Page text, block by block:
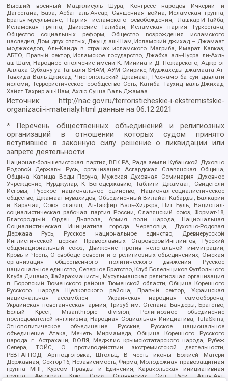
Высший военный Маджлисуль Шура, Конгресс народов Ичкерии и
Дагестана, База, Асбат аль-Ансар, Священная война, Исламская группа,
Братья-мусульмане, Партия исламского освобождения, Лашкар-И-Тайба,
Исламская группа, Движение Талибан, Исламская партия Туркестана,
Общество социальных реформ, Общество возрождения исламского
наследия, Дом двух святых, Джунд аш-Шам, Исламский джихад – Джамаат
моджахедов, Аль-Каида в странах исламского Магриба, Имарат Кавказ,
АБТО, Правый сектор, Исламское государство, Джабха аль-Нусра ли-Ахль
аш-Шам, Народное ополчение имени К. Минина и Д. Пожарского, Аджр от
Аллаха Субхану уа Тагьаля SHAM, АУМ Синрике, Муджахеды джамаата Ат-
Тавхида Валь-Джихад, Чистопольский Джамаат, Рохнамо ба суи давлати
исломи, Террористическое сообщество Сеть, Катиба Таухид валь-Джихад,
Хайят Тахрир аш-Шам, Ахлю Сунна Валь Джамаа
Источник:
http://nac.gov.ru/terroristicheskie-i-ekstremistskie-
organizacii-i-materialy.html данные на06.12.2021
* Перечень общественных объединений и религиозных
организаций в отношении которых судом принято
вступившее в законную силу решение о ликвидации или
запрете деятельности:
Национал-большевистская партия, ВЕК РА, Рада земли Кубанской Духовно
Родовой Державы Русь, организация Асгардская Славянская Община,
Община Капища Веды Перуна, Мужская Духовная Семинария Духовное
Учреждение, Нурджулар, К Богодержавию, Таблиги Джамаат, Свидетели
Иеговы, Русское национальное единство, Национал-социалистическое
общество, Джамаат мувахидов, Объединенный Вилайат Кабарды, Балкарии
и Карачая, Союз славян, Ат-Такфир Валь-Хиджра, Пит Буль, Национал-
социалистическая рабочая партия России, Славянский союз, Формат-18,
Благородный Орден Дьявола, Армия воли народа, Национальная
Социалистическая Инициатива города Череповца, Духовно-Родовая
Держава Русь, Русское национальное единство, Древнерусской
Инглистической церкви Православных Староверов-Инглингов, Русский
общенациональный союз, Движение против нелегальной иммиграции,
Кровь и Честь, О свободе совести и о религиозных объединениях, Омская
организация общественного политического движения Русское
национальное единство, Северное Братство, Клуб Болельщиков Футбольного
Клуба Динамо, Файзрахманисты, Мусульманская религиозная организация
п. Боровский Тюменского района Тюменской области, Община Коренного
Русского народа Щелковского района, Правый сектор, Украинская
национальная ассамблея – Украинская народная самооборона,
Украинская повстанческая армия, Тризуб им. Степана Бандеры, Братство,
Белый Крест, Misanthropic division, Религиозное объединение
последователей инглиизма, Народная Социальная Инициатива, TulaSkins,
Этнополитическое объединение Русские, Русское национальное
объединение Атака, Мечеть Мирмамеда, Община Коренного Русского
народа г. Астрахани, ВОЛЯ, Меджлис крымскотатарского народа, Рубеж
Севера, ТОЙС, О противодействии экстремистской деятельности,
РЕВТАТПОД, Артподготовка, Штольц, В честь иконы Божией Матери
Державная, Сектор 16, Независимость, Фирма, Молодежная правозащитная
группа МПГ, Курсом Правды и Единения, Каракольская инициативная
группа, Автоград Крю, Союз Славянских Сил Руси, Алля-Аят,